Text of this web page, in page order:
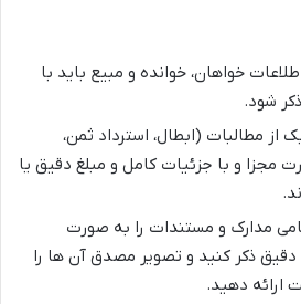
خواهان، خوانده و مبیع باید با
شود.
از مطالبات (ابطال، استرداد ثمن،
مجزا و با جزئیات کامل و مبلغ دقیق یا
مدارک و مستندات را به صورت
ذکر کنید و تصویر مصدق آن ها را
ارائه دهید.